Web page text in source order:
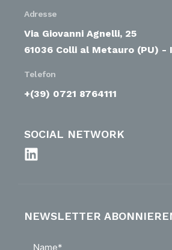
Adresse
Via Giovanni Agnelli, 25
61036 Colli al Metauro (PU) -
Telefon
+(39) 0721 8764111
SOCIAL NETWORK
NEWSLETTER